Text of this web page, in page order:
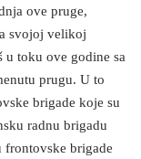
ove pruge,
svojoj velikoj
toku ove godine sa
prugu. U to
brigade koje su
radnu brigadu
frontovske brigade